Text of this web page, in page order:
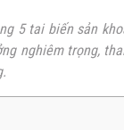
5 tai biến sản
nghiêm trọng,